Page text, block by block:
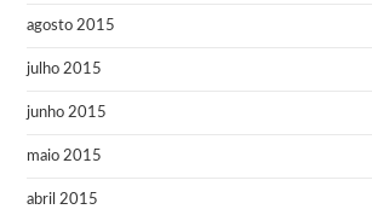
agosto 2015
julho 2015
junho 2015
maio 2015
abril 2015